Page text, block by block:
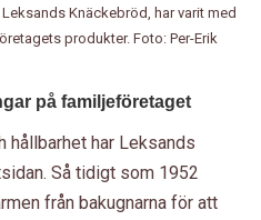
Knäckebröd, har varit med
produkter. Foto: Per-Erik
på familjeföretaget
hållbarhet har Leksands
Så tidigt som 1952
från bakugnarna för att